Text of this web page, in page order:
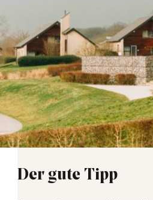
Der gute Tipp